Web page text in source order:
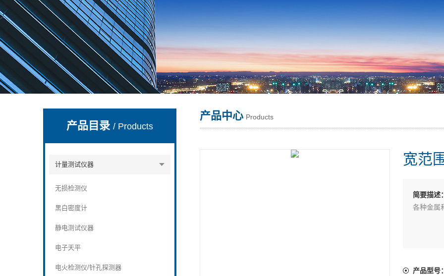
深圳市深博瑞仪器仪表有限公司
产品目录/ Products
计量测试仪器
无损检测仪
黑白密度计
静电测试仪器
电子天平
电火检测仪/针孔探测器
产品中心 Products
宽范
简要描述：
各种金属
产品型号：